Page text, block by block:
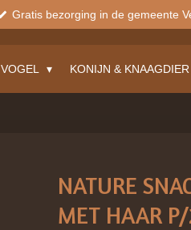
Gratis bezorging in de gemeente
VOGEL KONIJN & KNAAGDIER
NATURE
MET HAAR